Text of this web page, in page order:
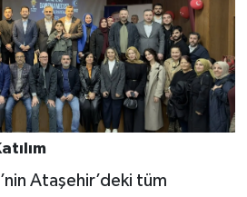
Ataşehir’deki tüm